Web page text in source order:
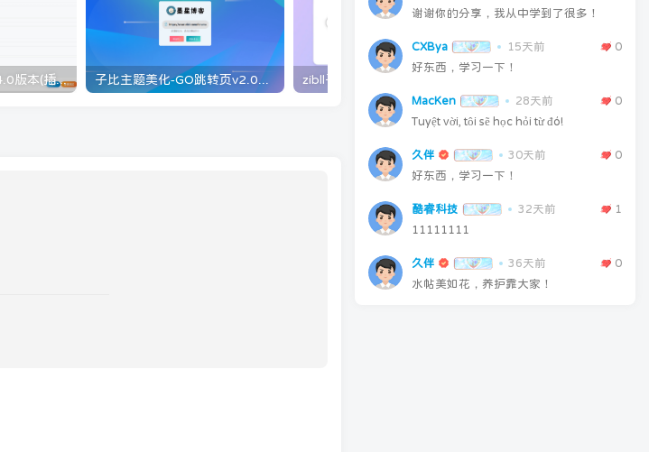
墨星文章顶部信息v4.0版本(插件版) 子比主题美化-GO跳转页v2.0版本
谢谢你的分享，我从中学到了很多！
CXBya 15天前
0
好东西，学习一下！
MacKen 28天前
0
Tuyệt vời, tôi sẽ học hỏi từ đó!
久伴 30天前
0
好东西，学习一下！
酷睿科技 32天前
1
11111111
久伴 36天前
0
水帖美如花，养护靠大家！